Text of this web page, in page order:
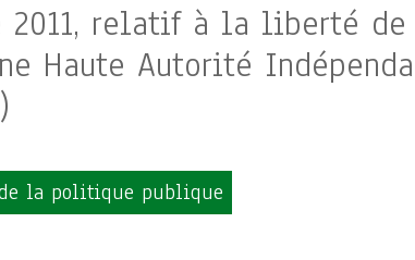
2011, relatif à la liberté
Haute Autorité
la politique publique